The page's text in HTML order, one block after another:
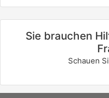
Sie brauchen
Schauen